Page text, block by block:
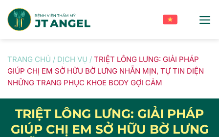
content
TRANG CHỦ / DỊCH VỤ / TRIỆT LÔNG LƯNG: GIẢI PHÁP
GIÚP CHỊ EM SỞ HỮU BỜ LƯNG NHẴN MỊN, TỰ TIN DIỆN
NHỮNG TRANG PHỤC KHOE BODY GỢI CẢM
TRIỆT LÔNG LƯNG: GIẢI PHÁP
GIÚP CHỊ EM SỞ HỮU BỜ LƯNG